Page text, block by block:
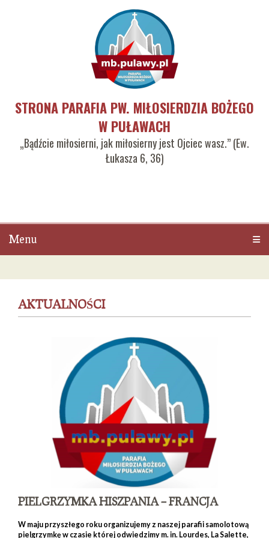
STRONA PARAFIA PW. MIŁOSIERDZIA BOŻEGO
W PUŁAWACH
„Bądźcie miłosierni, jak miłosierny jest Ojciec wasz.” (Ew.
Łukasza 6, 36)
Menu
AKTUALNOŚCI
PIELGRZYMKA HISZPANIA – FRANCJA
W maju przyszłego roku organizujemy z naszej parafii samolotową
pielgrzymkę w czasie której odwiedzimy m. in. Lourdes, La Salette,